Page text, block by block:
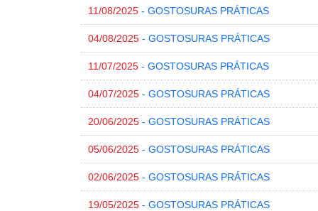
11/08/2025 - GOSTOSURAS PRÁTICAS
04/08/2025 - GOSTOSURAS PRÁTICAS
11/07/2025 - GOSTOSURAS PRÁTICAS
04/07/2025 - GOSTOSURAS PRÁTICAS
20/06/2025 - GOSTOSURAS PRÁTICAS
05/06/2025 - GOSTOSURAS PRÁTICAS
02/06/2025 - GOSTOSURAS PRÁTICAS
19/05/2025 - GOSTOSURAS PRÁTICAS